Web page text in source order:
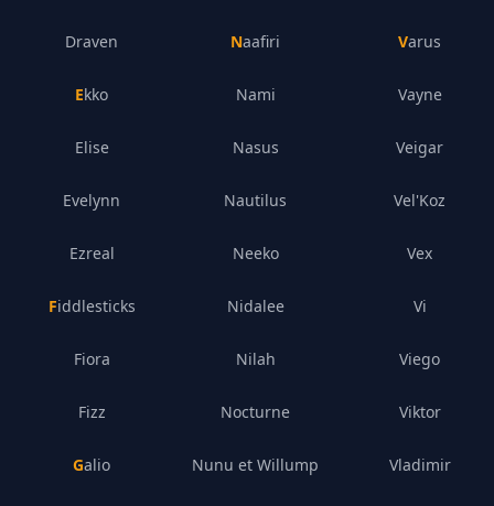
Draven
Ekko
Elise
Evelynn
Ezreal
Fiddlesticks
Fiora
Fizz
Galio
Naafiri
Nami
Nasus
Nautilus
Neeko
Nidalee
Nilah
Nocturne
Nunu et Willump
Varus
Vayne
Veigar
Vel'Koz
Vex
Vi
Viego
Viktor
Vladimir